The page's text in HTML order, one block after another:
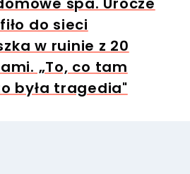
do sieci
w ruinie z 20
„To, co tam
była tragedia"